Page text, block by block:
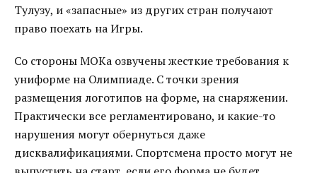
Тулузу, и «запасные» из других стран получают
право поехать на Игры.
Со стороны МОКа озвучены жесткие требования к
униформе на Олимпиаде. С точки зрения
размещения логотипов на форме, на снаряжении.
Практически все регламентировано, и какие-то
нарушения могут обернуться даже
дисквалификациями. Спортсмена просто могут не